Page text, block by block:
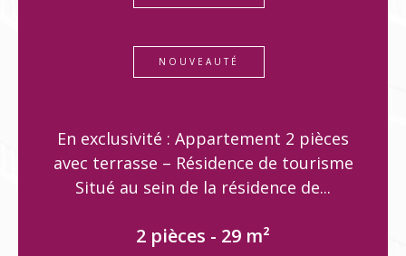
NOUVEAUTÉ
En exclusivité : Appartement 2 pièces
avec terrasse – Résidence de tourisme
Situé au sein de la résidence de...
2 pièces - 29 m²